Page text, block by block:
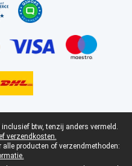
btw, tenzij anders vermeld.
verzendkosten.
producten of verzendmethoden: